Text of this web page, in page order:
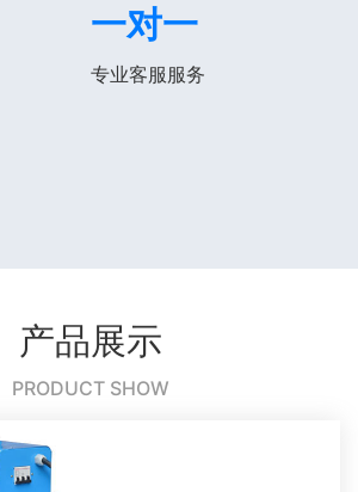
一对一
专业客服服务
产品展示
PRODUCT SHOW